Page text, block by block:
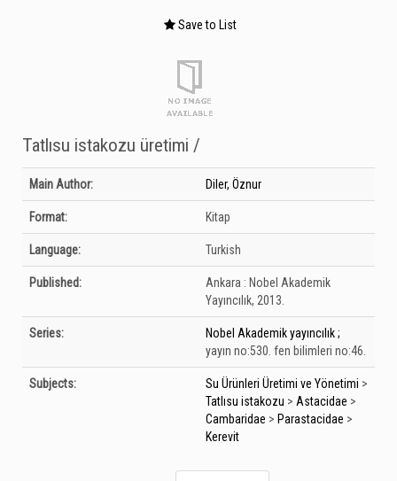
Save to List
Tatlısu istakozu üretimi /
Bibliographic Details
Main Author: Diler, Öznur
Format: Kitap
Language: Turkish
Published: Ankara : Nobel Akademik
Yayıncılık, 2013.
Series:
Nobel Akademik yayıncılık ;
yayın no:530. fen bilimleri no:46.
Subjects: Su Ürünleri Üretimi ve Yönetimi >
Tatlısu istakozu > Astacidae >
Cambaridae > Parastacidae >
Kerevit